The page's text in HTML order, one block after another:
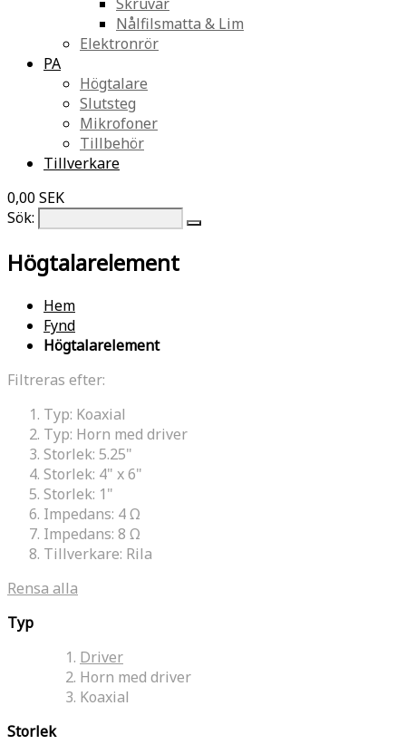
Nålfilsmatta & Lim
Elektronrör
PA
Högtalare
Slutsteg
Mikrofoner
Tillbehör
Tillverkare
0,00 SEK
Sök:
Högtalarelement
Hem
Fynd
Högtalarelement
Filtreras efter:
Typ: Koaxial
Typ: Horn med driver
Storlek: 5.25"
Storlek: 4" x 6"
Storlek: 1"
Impedans: 4 Ω
Impedans: 8 Ω
Tillverkare: Rila
Rensa alla
Typ
Driver
Horn med driver
Koaxial
Storlek